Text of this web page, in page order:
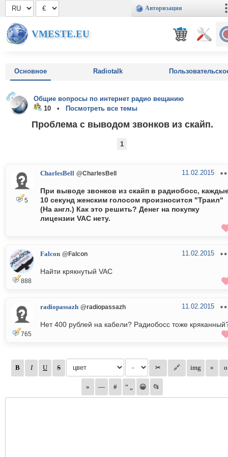
Авторизация
VMESTE.EU
Основное Radiotalk
Общие вопросы по интернет радио вещанию
10 •
Посмотреть все темы
Проблема с выводом звонков из скайп.
1
5
CharlesBell @CharlesBell 11.02.2015
При выводе звонков из скайп в радиобосс,
10 секунд женским голосом произносится "Траил"
(На англ.) Как это решить? Денег на покупку
лицензии VAC нету.
888
Falcon @Falcon 11.02.2015
Найти крякнутый VAC
765
radiopassazh @radiopassazh 11.02.2015
Нет 400 рублей на кабели? Радиобосс тоже